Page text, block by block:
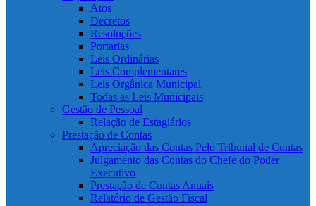
Atos
Decretos
Resoluções
Portarias
Leis Ordinárias
Leis Complementares
Leis Orgânica Municipal
Todas as Leis Municipais
Gestão de Pessoal
Relação de Estagiários
Prestação de Contas
Apreciação das Contas Pelo Tribunal de Contas
Julgamento das Contas do Chefe do Poder
Executivo
Prestação de Contas Anuais
Relatório de Gestão Fiscal